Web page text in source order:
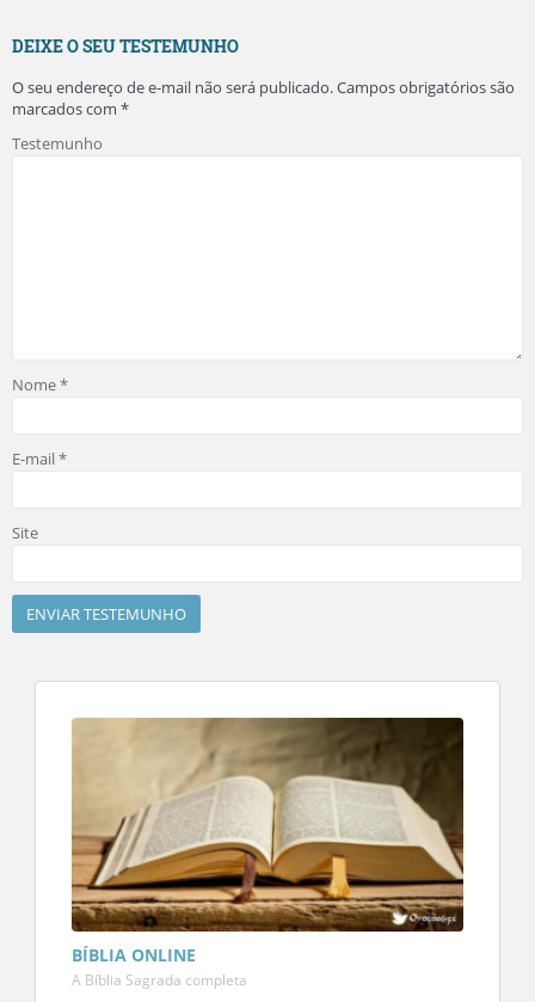
DEIXE O SEU TESTEMUNHO
O seu endereço de e-mail não será publicado.Campos obrigatórios são
marcados com *
Testemunho
Nome*
E-mail*
Site
BÍBLIA ONLINE
A Bíblia Sagrada completa